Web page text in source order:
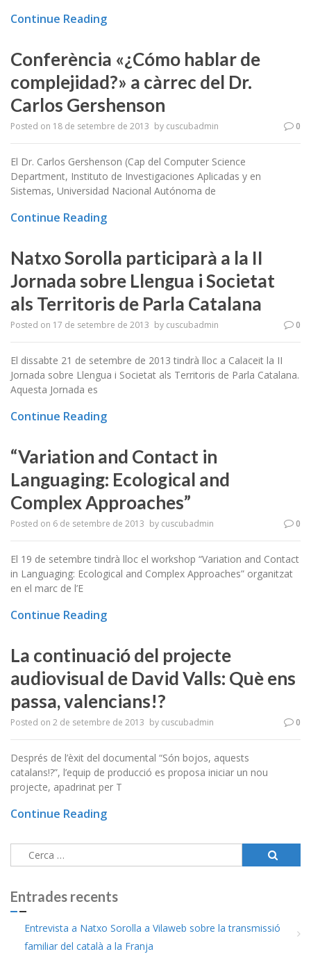
Continue Reading
Conferència «¿Cómo hablar de
complejidad?» a càrrec del Dr.
Carlos Gershenson
Posted on 18 de setembre de 2013 by cuscubadmin 0
El Dr. Carlos Gershenson (Cap del Computer Science
Department, Instituto de Investigaciones Aplicadas y en
Sistemas, Universidad Nacional Autónoma de
Continue Reading
Natxo Sorolla participarà a la II
Jornada sobre Llengua i Societat
als Territoris de Parla Catalana
Posted on 17 de setembre de 2013 by cuscubadmin 0
El dissabte 21 de setembre de 2013 tindrà lloc a Calaceit la II
Jornada sobre Llengua i Societat als Territoris de Parla Catalana.
Aquesta Jornada es
Continue Reading
“Variation and Contact in
Languaging: Ecological and
Complex Approaches”
Posted on 6 de setembre de 2013 by cuscubadmin 0
El 19 de setembre tindrà lloc el workshop “Variation and Contact
in Languaging: Ecological and Complex Approaches” organitzat
en el marc de l’E
Continue Reading
La continuació del projecte
audiovisual de David Valls: Què ens
passa, valencians!?
Posted on 2 de setembre de 2013 by cuscubadmin 0
Després de l’èxit del documental “Són bojos, aquests
catalans!?”, l’equip de producció es proposa iniciar un nou
projecte, apadrinat per T
Continue Reading
Cerca:
Entrades recents
Entrevista a Natxo Sorolla a Vilaweb sobre la transmissió
familiar del català a la Franja